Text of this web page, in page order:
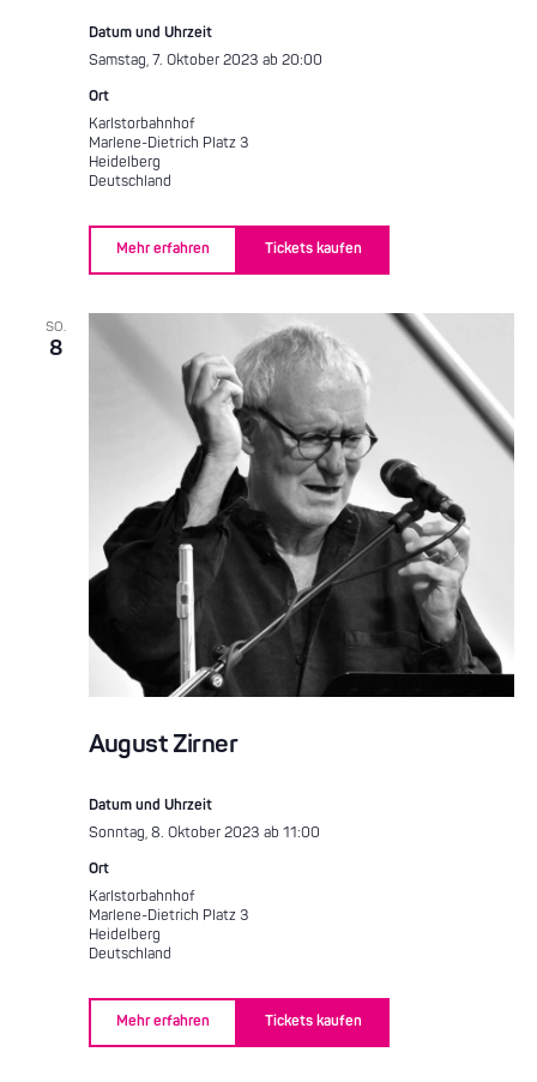
Datum und Uhrzeit
Samstag, 7. Oktober 2023 ab 20:00
Ort
Karlstorbahnhof
Marlene-Dietrich Platz 3
Heidelberg
Deutschland
Mehr erfahren Tickets kaufen
SO.
8
August Zirner
Datum und Uhrzeit
Sonntag, 8. Oktober 2023 ab 11:00
Ort
Karlstorbahnhof
Marlene-Dietrich Platz 3
Heidelberg
Deutschland
Mehr erfahren Tickets kaufen